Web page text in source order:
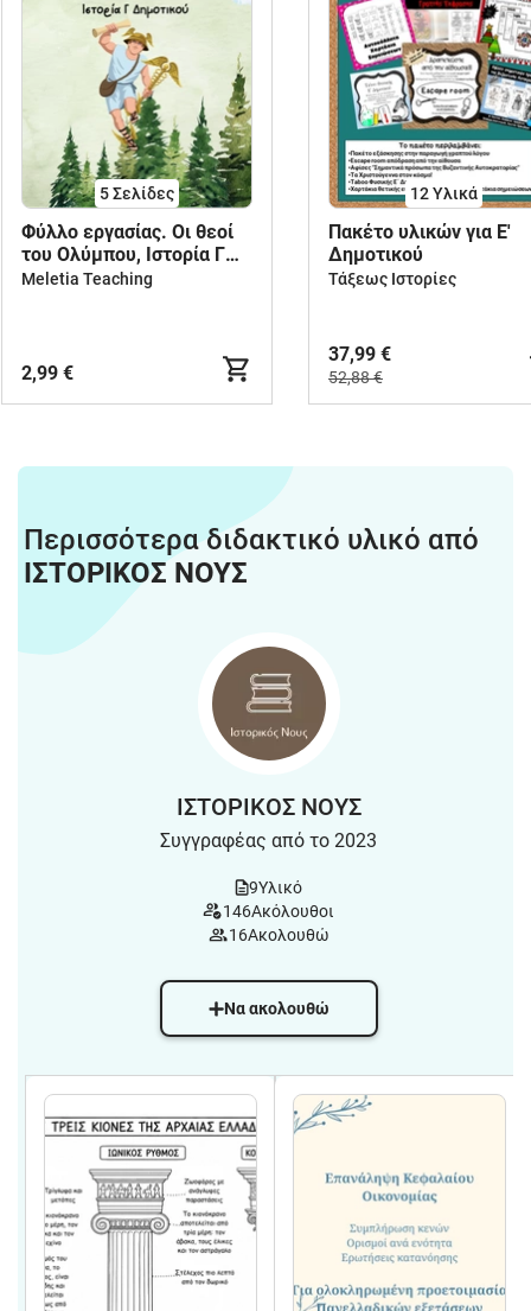
5Σελίδες
Φύλλο εργασίας. Οι θεοί
του Ολύμπου, Ιστορία Γ
Δημοτικού
Meletia Teaching
2,99 €
12 Υλικά
Πακέτο υλικών για Ε'
Δημοτικού
Τάξεως Ιστορίες
37,99 €
52,88 €
Περισσότερα διδακτικό υλικό από
ΙΣΤΟΡΙΚΟΣ ΝΟΥΣ
ΙΣΤΟΡΙΚΟΣ ΝΟΥΣ
Συγγραφέας από το 2023
9Υλικό
146Ακόλουθοι
16Ακολουθώ
Να ακολουθώ